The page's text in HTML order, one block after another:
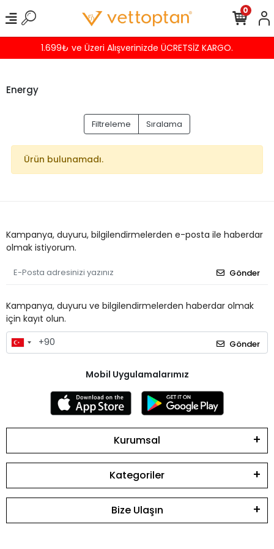
1.699₺ ve Üzeri Alışverinizde ÜCRETSİZ KARGO.
0
Energy
Filtreleme Sıralama
Ürün bulunamadı.
Kampanya, duyuru, bilgilendirmelerden e-posta ile haberdar
olmak istiyorum.
Gönder
Kampanya, duyuru ve bilgilendirmelerden haberdar olmak
için kayıt olun.
Gönder
Mobil Uygulamalarımız
Kurumsal
Kategoriler
Bize Ulaşın